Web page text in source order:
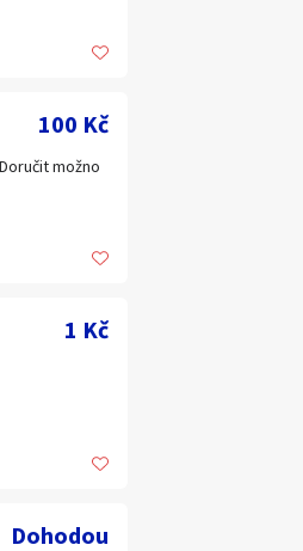
100 Kč
možno
1 Kč
Dohodou